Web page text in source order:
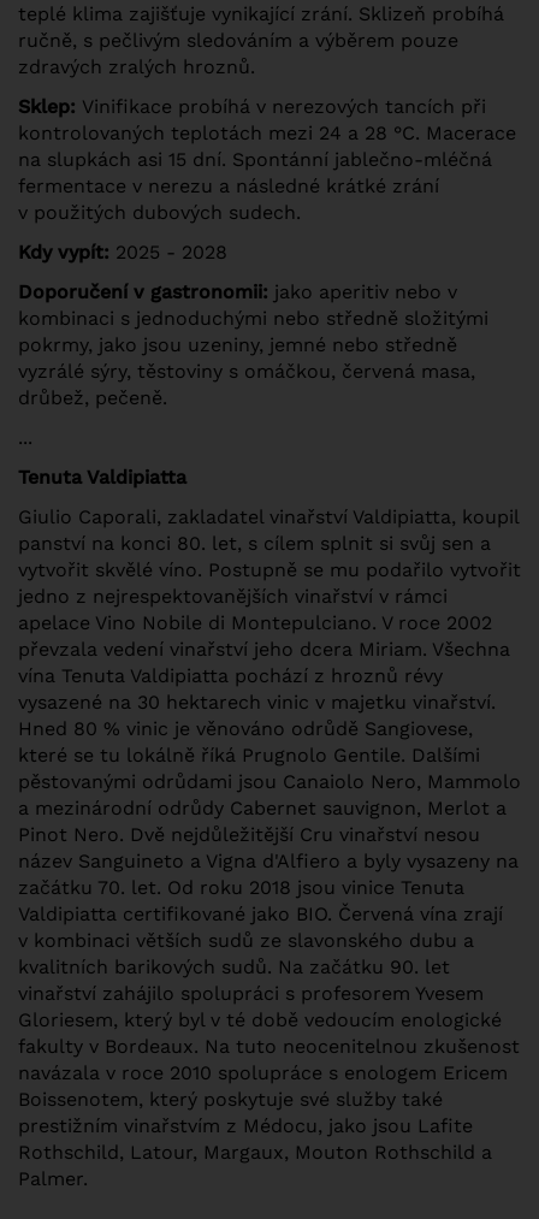
teplé klima zajišťuje vynikající zrání. Sklizeň probíhá
ručně, s pečlivým sledováním a výběrem pouze
zdravých zralých hroznů.
Sklep: Vinifikace probíhá v nerezových tancích při
kontrolovaných teplotách mezi 24 a 28 °C. Macerace
na slupkách asi 15 dní. Spontánní jablečno-mléčná
fermentace v nerezu a následné krátké zrání
v použitých dubových sudech.
Kdy vypít: 2025 - 2028
Doporučení v gastronomii: jako aperitiv nebo v
kombinaci s jednoduchými nebo středně složitými
pokrmy, jako jsou uzeniny, jemné nebo středně
vyzrálé sýry, těstoviny s omáčkou, červená masa,
drůbež, pečeně.
...
Tenuta Valdipiatta
Giulio Caporali, zakladatel vinařství Valdipiatta, koupil
panství na konci 80. let, s cílem splnit si svůj sen a
vytvořit skvělé víno. Postupně se mu podařilo vytvořit
jedno z nejrespektovanějších vinařství v rámci
apelace Vino Nobile di Montepulciano. V roce 2002
převzala vedení vinařství jeho dcera Miriam. Všechna
vína Tenuta Valdipiatta pochází z hroznů révy
vysazené na 30 hektarech vinic v majetku vinařství.
Hned 80 % vinic je věnováno odrůdě Sangiovese,
které se tu lokálně říká Prugnolo Gentile. Dalšími
pěstovanými odrůdami jsou Canaiolo Nero, Mammolo
a mezinárodní odrůdy Cabernet sauvignon, Merlot a
Pinot Nero. Dvě nejdůležitější Cru vinařství nesou
název Sanguineto a Vigna d'Alfiero a byly vysazeny na
začátku 70. let. Od roku 2018 jsou vinice Tenuta
Valdipiatta certifikované jako BIO. Červená vína zrají
v kombinaci větších sudů ze slavonského dubu a
kvalitních barikových sudů. Na začátku 90. let
vinařství zahájilo spolupráci s profesorem Yvesem
Gloriesem, který byl v té době vedoucím enologické
fakulty v Bordeaux. Na tuto neocenitelnou zkušenost
navázala v roce 2010 spolupráce s enologem Ericem
Boissenotem, který poskytuje své služby také
prestižním vinařstvím z Médocu, jako jsou Lafite
Rothschild, Latour, Margaux, Mouton Rothschild a
Palmer.